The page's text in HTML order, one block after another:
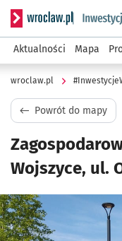
Serwis informacyjny
Aktualności Mapa
wroclaw.pl
Powrót do mapy
Wojszyce, ul.